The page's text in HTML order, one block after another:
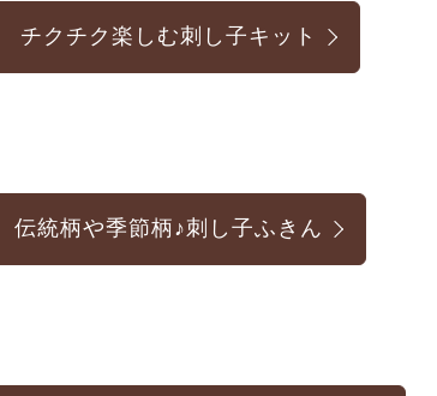
チクチク楽しむ刺し子キット
伝統柄や季節柄♪刺し子ふきん